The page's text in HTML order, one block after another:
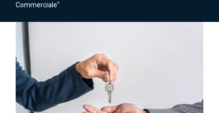
Commerciale"